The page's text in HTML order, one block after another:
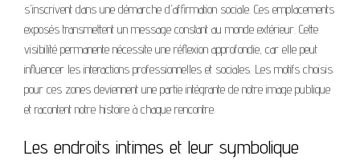
s'inscrivent dans une démarche d'affirmation sociale. Ces emplacements
exposés transmettent un message constant au monde extérieur. Cette
visibilité permanente nécessite une réflexion approfondie, car elle peut
influencer les interactions professionnelles et sociales. Les motifs choisis
pour ces zones deviennent une partie intégrante de notre image publique
et racontent notre histoire à chaque rencontre.
Les endroits intimes et leur symbolique